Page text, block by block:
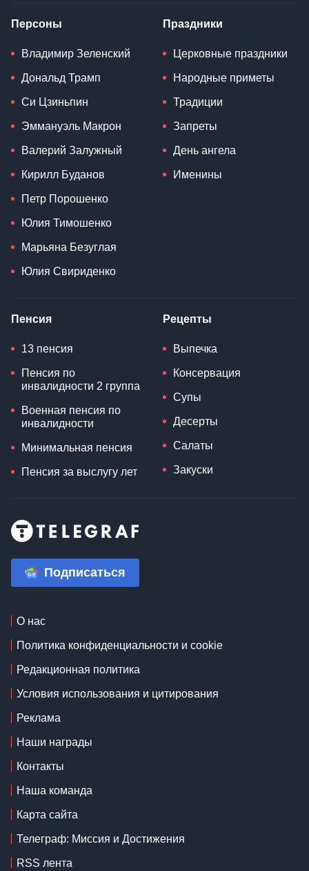
Персоны
Владимир Зеленский
Дональд Трамп
Си Цзиньпин
Эммануэль Макрон
Валерий Залужный
Кирилл Буданов
Петр Порошенко
Юлия Тимошенко
Марьяна Безуглая
Юлия Свириденко
Праздники
Церковные праздники
Народные приметы
Традиции
Запреты
День ангела
Именины
Пенсия
13 пенсия
Пенсия по
инвалидности 2 группа
Военная пенсия по
инвалидности
Минимальная пенсия
Пенсия за выслугу лет
Рецепты
Выпечка
Консервация
Супы
Десерты
Салаты
Закуски
Подписаться
О нас
Политика конфиденциальности и cookie
Редакционная политика
Условия использования и цитирования
Реклама
Наши награды
Контакты
Наша команда
Карта сайта
Телеграф: Миссия и Достижения
RSS лента